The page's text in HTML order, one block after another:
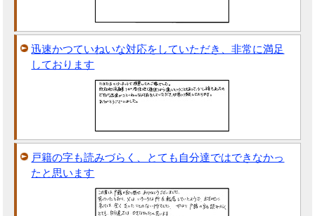
迅速かつていねいな対応をしていただき、非常に満足
しております
戸籍の字も読みづらく、とても自分達ではできなかっ
たと思います